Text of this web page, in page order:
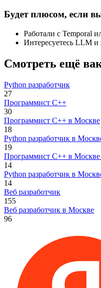
Будет плюсом, если
Работали с Temporal
Интересуетесь LLM и
Смотреть ещё
Python разработчик
27
Программист C++
30
Программист C++ в Москве
18
Python разработчик в
19
Программист C++ в
14
Python разработчик в
14
Веб разработчик
155
Веб разработчик в Москве
96